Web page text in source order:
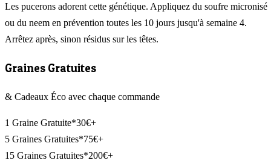
Les pucerons adorent cette génétique. Appliquez du soufre micronisé
ou du neem en prévention toutes les 10 jours jusqu'à semaine 4.
Arrêtez après, sinon résidus sur les têtes.
Graines Gratuites
& Cadeaux Éco avec chaque commande
1 Graine Gratuite*30€+
5 Graines Gratuites*75€+
15 Graines Gratuites*200€+